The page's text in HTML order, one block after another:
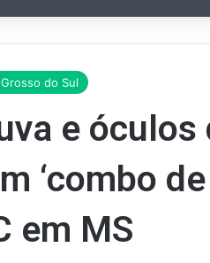
do Sul
e óculos
‘combo
em MS